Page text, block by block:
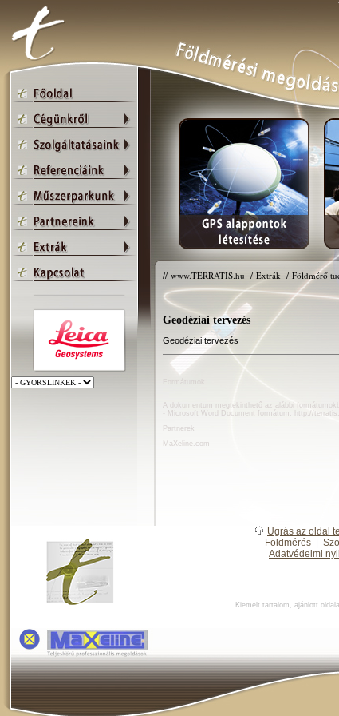
// www.TERRATIS.hu / Extrák / Földmérő
Geodéziai tervezés
Geodéziai tervezés
A dokumentum megtekinthető az alábbi
- Microsoft Word Document formátum:
http://
Partnerek
MaXeline.com
Ugrás az oldal
Földmérés
Adatvédelmi
Kiemelt tartalom, ajánlott